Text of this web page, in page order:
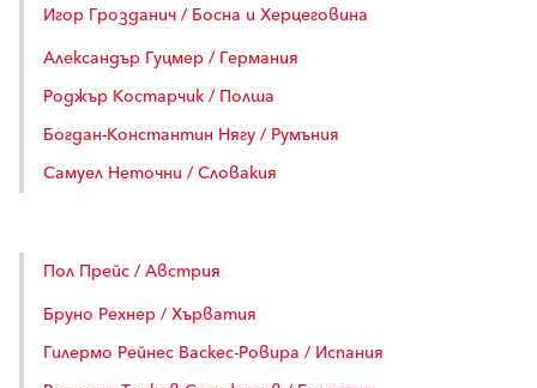
Игор Грозданич / Босна и Херцеговина
Александър Гуцмер / Германия
Роджър Костарчик / Полша
Богдан-Константин Нягу / Румъния
Самуел Неточни / Словакия
Пол Прейс / Австрия
Бруно Рехнер / Хърватия
Гилермо Рейнес Васкес-Ровира / Испания